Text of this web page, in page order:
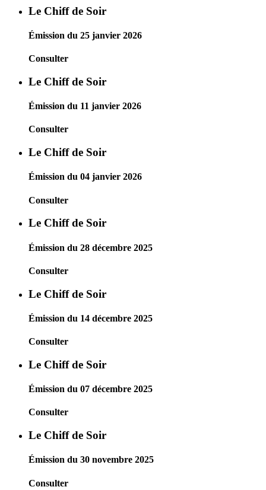
Le Chiff de Soir
Émission du 25 janvier 2026
Consulter
Le Chiff de Soir
Émission du 11 janvier 2026
Consulter
Le Chiff de Soir
Émission du 04 janvier 2026
Consulter
Le Chiff de Soir
Émission du 28 décembre 2025
Consulter
Le Chiff de Soir
Émission du 14 décembre 2025
Consulter
Le Chiff de Soir
Émission du 07 décembre 2025
Consulter
Le Chiff de Soir
Émission du 30 novembre 2025
Consulter